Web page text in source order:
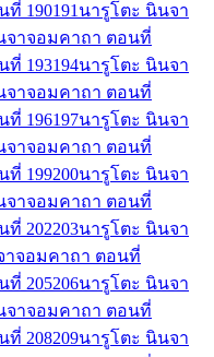
ที่ 190191 นารูโตะ นินจา
จาจอมคาถา ตอนที่
ที่ 193194นารูโตะ นินจา
จาจอมคาถา ตอนที่
ที่ 196197นารูโตะ นินจา
จาจอมคาถา ตอนที่
ที่ 199200นารูโตะ นินจา
จาจอมคาถา ตอนที่
ที่ 202203นารูโตะ นินจา
าจอมคาถา ตอนที่
ที่ 205206นารูโตะ นินจา
จาจอมคาถา ตอนที่
ที่ 208209นารูโตะ นินจา